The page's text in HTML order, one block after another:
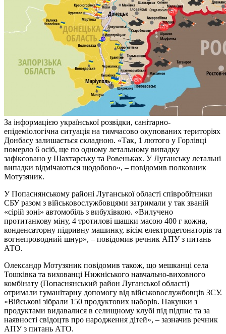
За інформацією української розвідки, санітарно-
епідеміологічна ситуація на тимчасово окупованих територіях
Донбасу залишається складною. «Так, 1 лютого у Горлівці
померло 6 осіб, ще по одному летальному випадку
зафіксовано у Шахтарську та Ровеньках. У Луганську летальні
випадки відмічаються щодобово», – повідомив полковник
Мотузяник.
У Попаснянському районі Луганської області співробітники
СБУ разом з військовослужбовцями затримали у так званій
«сірій зоні» автомобіль з вибухівкою. «Вилучено
протитанкову міну, 4 тротилові шашки масою 400 г кожна,
конденсаторну підривну машинку, вісім електродетонаторів та
вогнепроводний шнур», – повідомив речник АПУ з питань
АТО.
Олександр Мотузяник повідомив також, що мешканці села
Тошківка та вихованці Нижніського навчально-виховного
комбінату (Попаснянський район Луганської області)
отримали гуманітарну допомогу від військовослужбовців ЗСУ.
«Військові зібрали 150 продуктових наборів. Пакунки з
продуктами видавалися в селищному клубі під підпис та за
наявності свідоцтв про народження дітей», – зазначив речник
АПУ з питань АТО.